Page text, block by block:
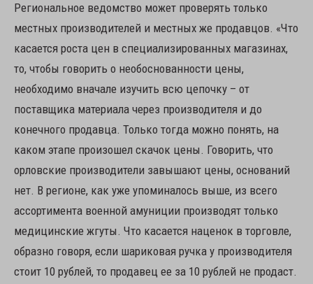
Региональное ведомство может проверять только
местных производителей и местных же продавцов. «Что
касается роста цен в специализированных магазинах,
то, чтобы говорить о необоснованности цены,
необходимо вначале изучить всю цепочку – от
поставщика материала через производителя и до
конечного продавца. Только тогда можно понять, на
каком этапе произошел скачок цены. Говорить, что
орловские производители завышают цены, оснований
нет. В регионе, как уже упоминалось выше, из всего
ассортимента военной амуниции производят только
медицинские жгуты. Что касается наценок в торговле,
образно говоря, если шариковая ручка у производителя
стоит 10 рублей, то продавец ее за 10 рублей не продаст.